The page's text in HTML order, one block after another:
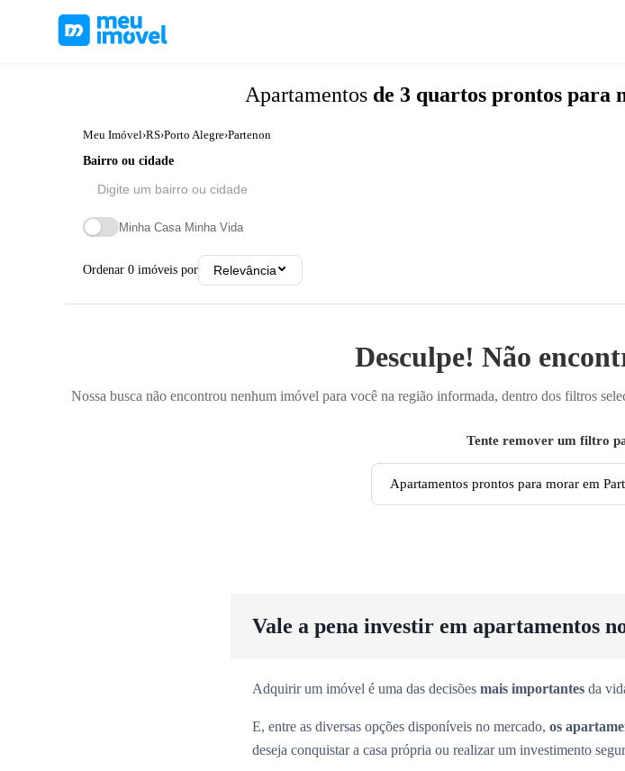
Apartamentos de 3 quartos prontos para
Meu Imóvel›RS›Porto Alegre›Partenon
Bairro ou cidade
Minha Casa Minha Vida
Ordenar 0 imóveis por Relevância
Desculpe! Não
Nossa busca não encontrou nenhum imóvel para você na região informada, dentro dos filtros
Tente remover um filtro
Apartamentos prontos para morar em
Vale a pena investir em apartamentos
Adquirir um imóvel é uma das decisões mais importantes da
E, entre as diversas opções disponíveis no mercado, os
deseja conquistar a casa própria ou realizar um investimento